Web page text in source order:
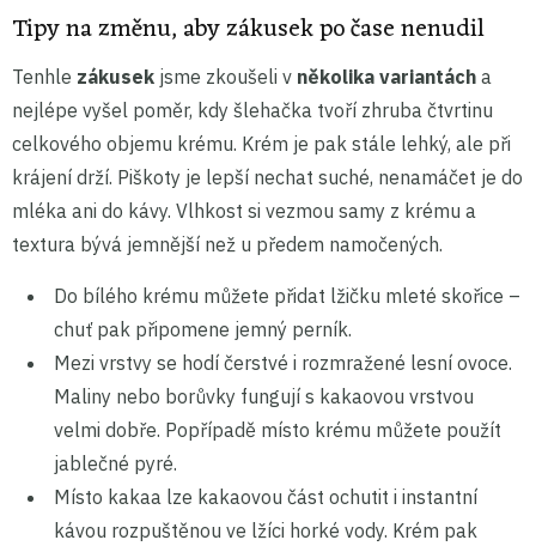
Tipy na změnu, aby zákusek po čase nenudil
Tenhle zákusek jsme zkoušeli v několika variantách a
nejlépe vyšel poměr, kdy šlehačka tvoří zhruba čtvrtinu
celkového objemu krému. Krém je pak stále lehký, ale při
krájení drží. Piškoty je lepší nechat suché, nenamáčet je do
mléka ani do kávy. Vlhkost si vezmou samy z krému a
textura bývá jemnější než u předem namočených.
Do bílého krému můžete přidat lžičku mleté skořice –
chuť pak připomene jemný perník.
Mezi vrstvy se hodí čerstvé i rozmražené lesní ovoce.
Maliny nebo borůvky fungují s kakaovou vrstvou
velmi dobře. Popřípadě místo krému můžete použít
jablečné pyré.
Místo kakaa lze kakaovou část ochutit i instantní
kávou rozpuštěnou ve lžíci horké vody. Krém pak